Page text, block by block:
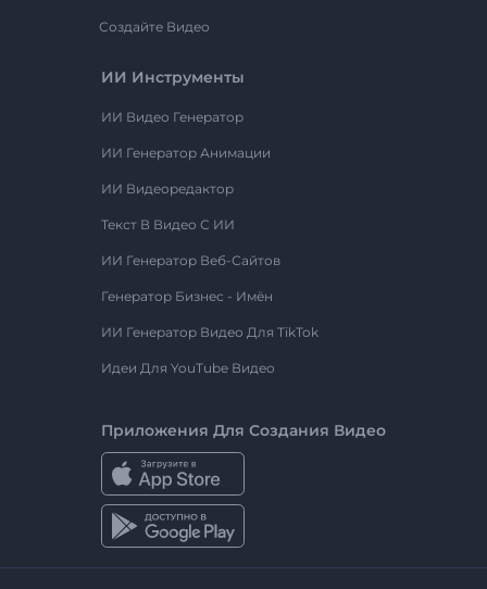
Создайте Видео
ИИ Инструменты
ИИ Видео Генератор
ИИ Генератор Анимации
ИИ Видеоредактор
Текст В Видео С ИИ
ИИ Генератор Веб-Сайтов
Генератор Бизнес - Имён
ИИ Генератор Видео Для TikTok
Идеи Для YouTube Видео
Приложения Для Создания Видео